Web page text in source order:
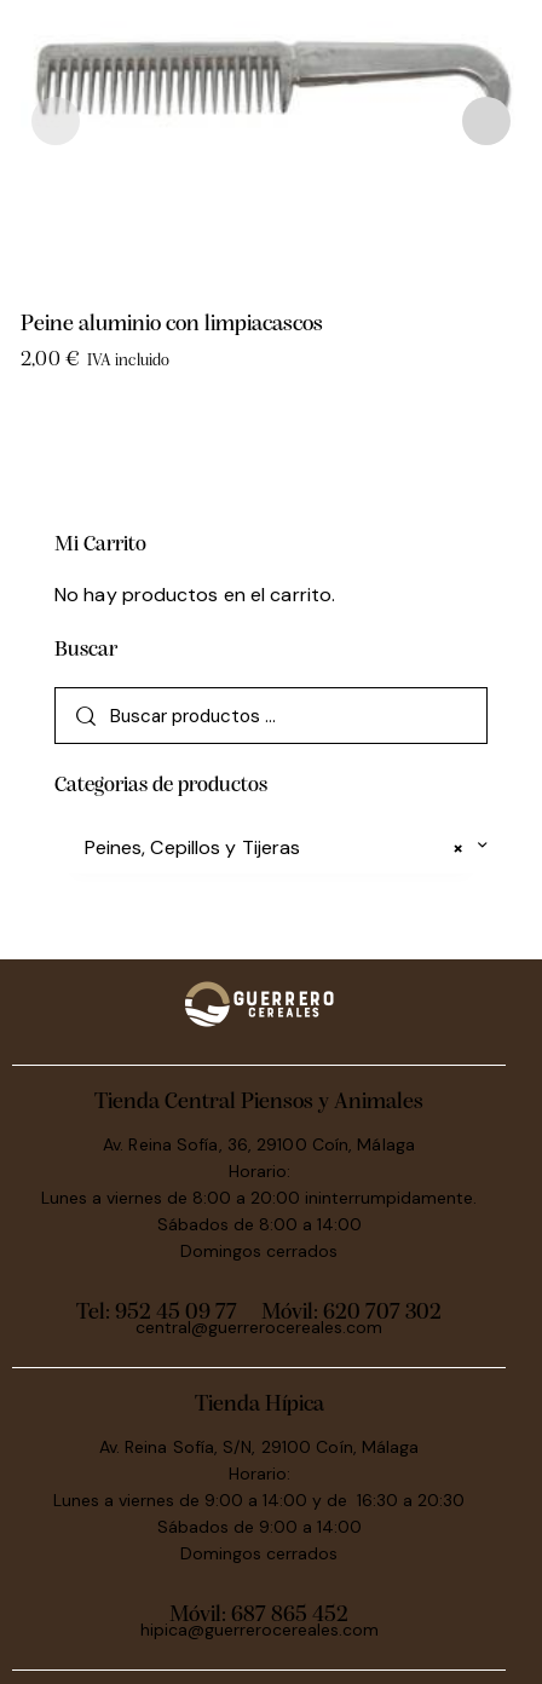
Peine aluminio con limpiacascos
2,00 € IVA incluido
Mi Carrito
No hay productos en el carrito.
Buscar
Categorias de productos
×
Peines, Cepillos y Tijeras
Tienda Central Piensos y Animales
Av. Reina Sofía, 36, 29100 Coín, Málaga
Horario:
Lunes a viernes de 8:00 a 20:00 ininterrumpidamente.
Sábados de 8:00 a 14:00
Domingos cerrados
Tel: 952 45 09 77 Móvil: 620 707 302
central@guerrerocereales.com
Tienda Hípica
Av. Reina Sofía, S/N, 29100 Coín, Málaga
Horario:
Lunes a viernes de 9:00 a 14:00 y de 16:30 a 20:30
Sábados de 9:00 a 14:00
Domingos cerrados
Móvil: 687 865 452
hipica@guerrerocereales.com